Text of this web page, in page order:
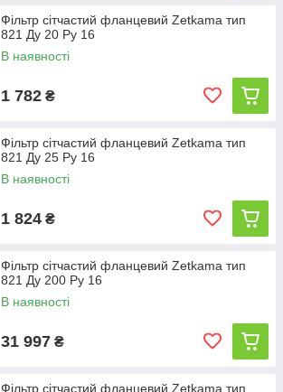
Фільтр сітчастий фланцевий Zetkama тип
821 Ду 20 Ру 16
В наявності
1 782 ₴
Фільтр сітчастий фланцевий Zetkama тип
821 Ду 25 Ру 16
В наявності
1 824 ₴
Фільтр сітчастий фланцевий Zetkama тип
821 Ду 200 Ру 16
В наявності
31 997 ₴
Фільтр сітчастий фланцевий Zetkama тип